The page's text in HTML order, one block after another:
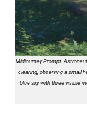
Midjourney Prompt:
clearing, observing a small
blue sky with three visible